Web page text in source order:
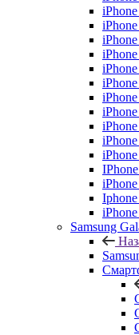
iPhone
Samsung